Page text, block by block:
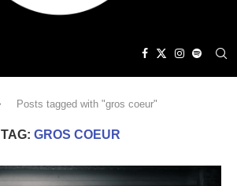
Posts tagged with "gros coeur"
TAG: GROS COEUR